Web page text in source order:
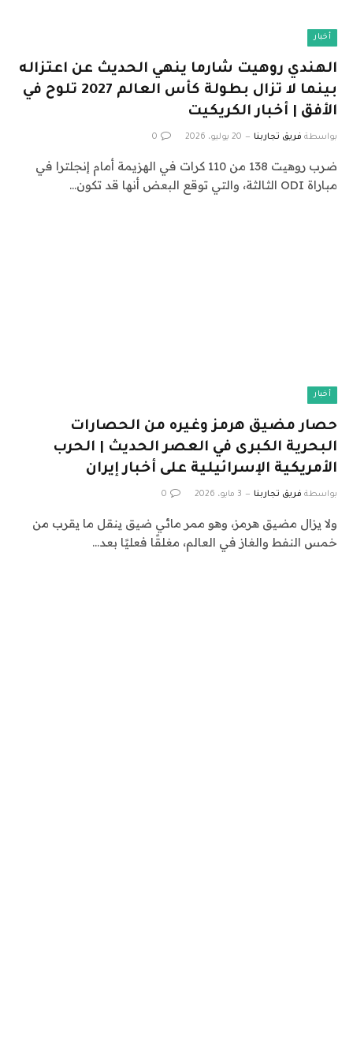
أخبار
الهندي روهيت شارما ينهي الحديث عن اعتزاله
بينما لا تزال بطولة كأس العالم 2027 تلوح في
الأفق | أخبار الكريكيت
بواسطة فريق تجاربنا 20 يوليو، 2026 0
ضرب روهيت 138 من 110 كرات في الهزيمة أمام إنجلترا في
مباراة ODI الثالثة، والتي توقع البعض أنها قد تكون…
أخبار
حصار مضيق هرمز وغيره من الحصارات
البحرية الكبرى في العصر الحديث | الحرب
الأمريكية الإسرائيلية على أخبار إيران
بواسطة فريق تجاربنا 3 مايو، 2026 0
ولا يزال مضيق هرمز، وهو ممر مائي ضيق ينقل ما يقرب من
خمس النفط والغاز في العالم، مغلقًا فعليًا بعد…